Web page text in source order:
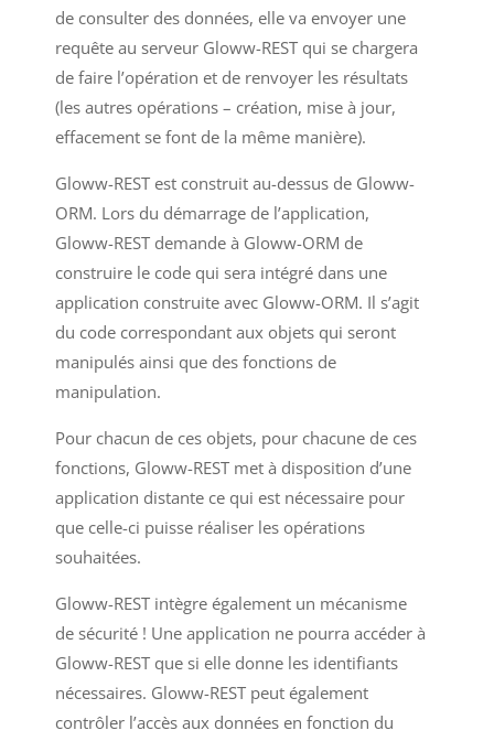
de consulter des données, elle va envoyer une
requête au serveur Gloww-REST qui se chargera
de faire l’opération et de renvoyer les résultats
(les autres opérations – création, mise à jour,
effacement se font de la même manière).
Gloww-REST est construit au-dessus de Gloww-
ORM. Lors du démarrage de l’application,
Gloww-REST demande à Gloww-ORM de
construire le code qui sera intégré dans une
application construite avec Gloww-ORM. Il s’agit
du code correspondant aux objets qui seront
manipulés ainsi que des fonctions de
manipulation.
Pour chacun de ces objets, pour chacune de ces
fonctions, Gloww-REST met à disposition d’une
application distante ce qui est nécessaire pour
que celle-ci puisse réaliser les opérations
souhaitées.
Gloww-REST intègre également un mécanisme
de sécurité ! Une application ne pourra accéder à
Gloww-REST que si elle donne les identifiants
nécessaires. Gloww-REST peut également
contrôler l’accès aux données en fonction du